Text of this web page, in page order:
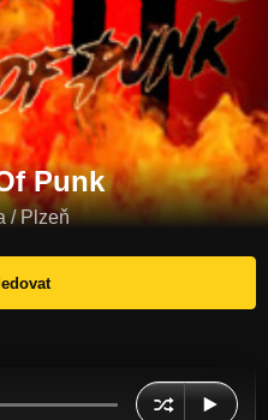
Punk
/ Plzeň